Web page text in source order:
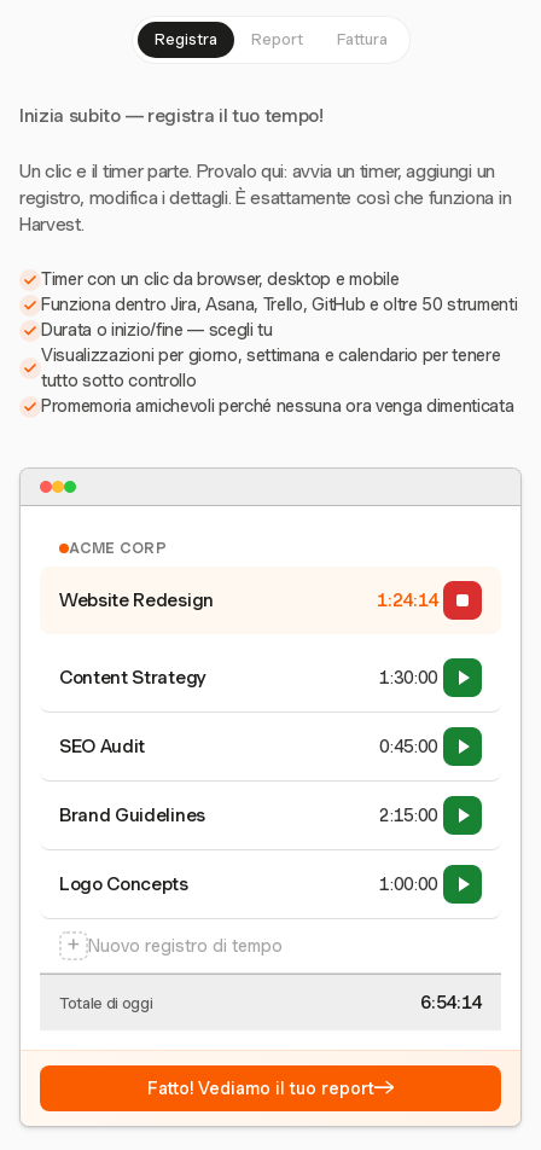
Registra Report Fattura
Inizia subito — registra il tuo tempo!
Un clic e il timer parte. Provalo qui: avvia un timer, aggiungi un
registro, modifica i dettagli. È esattamente così che funziona in
Harvest.
Timer con un clic da browser, desktop e mobile
Funziona dentro Jira, Asana, Trello, GitHub e oltre 50 strumenti
Durata o inizio/fine — scegli tu
Visualizzazioni per giorno, settimana e calendario per tenere
tutto sotto controllo
Promemoria amichevoli perché nessuna ora venga dimenticata
ACME CORP
Website Redesign 1:24:15
Content Strategy 1:30:00
SEO Audit 0:45:00
Brand Guidelines 2:15:00
Logo Concepts 1:00:00
+ Nuovo registro di tempo
Totale di oggi 6:54:15
Fatto! Vediamo il tuo report→